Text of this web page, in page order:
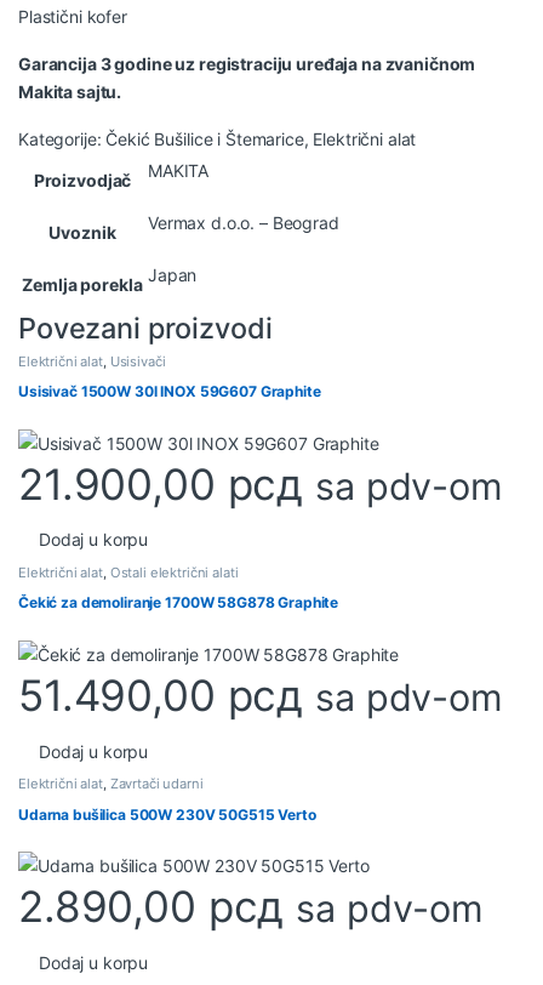
Plastični kofer
Garancija 3 godine uz registraciju uređaja na zvaničnom
Makita sajtu.
Kategorije: Čekić Bušilice i Štemarice, Električni alat
Proizvodjač
MAKITA
Uvoznik Vermax d.o.o. – Beograd
Zemlja porekla Japan
Povezani proizvodi
Električni alat, Usisivači
Usisivač 1500W 30l INOX 59G607 Graphite
21.900,00 рсд sa pdv-om
Dodaj u korpu
Električni alat, Ostali električni alati
Čekić za demoliranje 1700W 58G878 Graphite
51.490,00 рсд sa pdv-om
Dodaj u korpu
Električni alat, Zavrtači udarni
Udarna bušilica 500W 230V 50G515 Verto
2.890,00 рсд sa pdv-om
Dodaj u korpu